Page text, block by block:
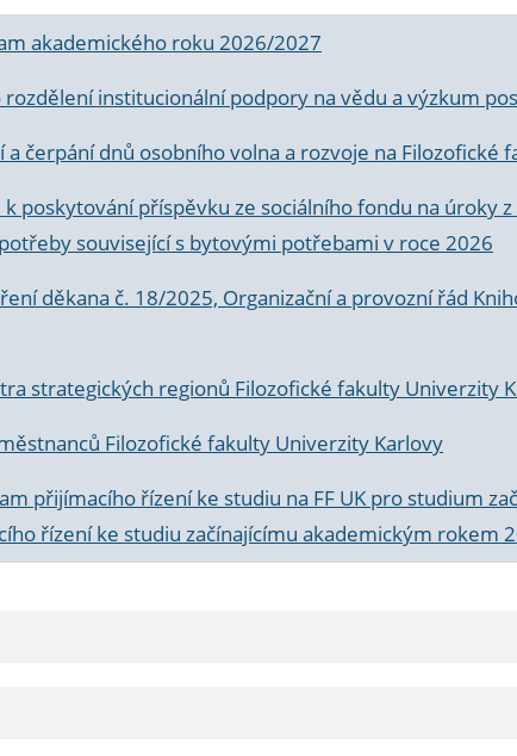
akademického roku 2026/2027
rozdělení institucionální podpory na vědu a výzkum
čerpání dnů osobního volna a rozvoje na Filozofické
poskytování příspěvku ze sociálního fondu na úroky
související s bytovými potřebami v roce 2026
děkana č. 18/2025, Organizační a provozní řád
strategických regionů Filozofické fakulty Univerzity
Filozofické fakulty Univerzity Karlovy
přijímacího řízení ke studiu na FF UK pro studium
řízení ke studiu začínajícímu akademickým rokem